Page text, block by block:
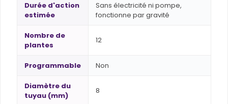
Durée d'action
estimée
Sans électricité ni pompe,
fonctionne par gravité
Nombre de
plantes
12
Programmable Non
Diamètre du
tuyau (mm)
8